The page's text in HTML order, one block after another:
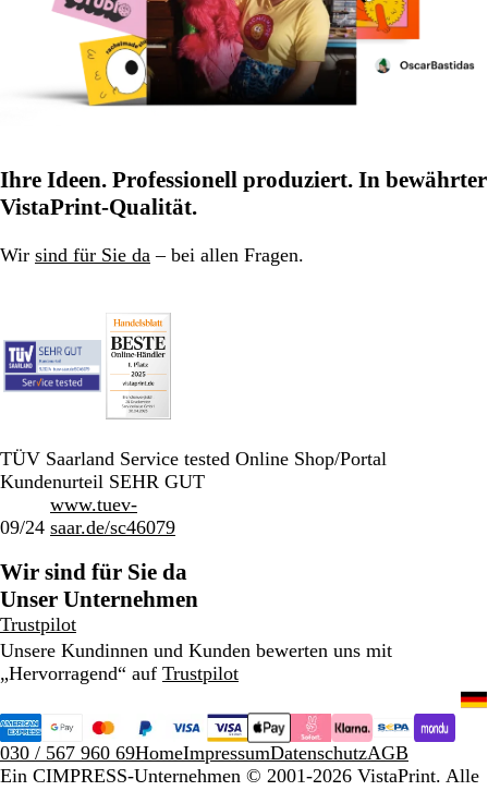
Ihre Ideen. Professionell produziert. In bewährter
VistaPrint-Qualität.
Wir sind für Sie da – bei allen Fragen.
TÜV Saarland Service tested Online Shop/Portal
Kundenurteil SEHR GUT
09/24
www.tuev-
saar.de/sc46079
Wir sind für Sie da
Unser Unternehmen
Trustpilot
Unsere Kundinnen und Kunden bewerten uns mit
„Hervorragend“ auf Trustpilot
030 / 567 960 69HomeImpressumDatenschutzAGB
Ein CIMPRESS-Unternehmen © 2001-2026 VistaPrint. Alle